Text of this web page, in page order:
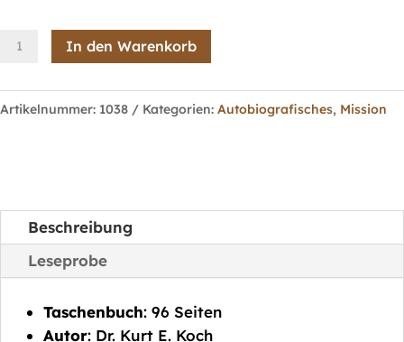
Von
Arktis
zur
In den Warenkorb
Artikelnummer: 1038 Kategorien: Autobiografisches, Mission
Beschreibung
Leseprobe
Taschenbuch: 96 Seiten
Autor: Dr. Kurt E. Koch